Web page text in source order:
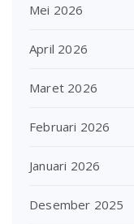
Mei 2026
April 2026
Maret 2026
Februari 2026
Januari 2026
Desember 2025